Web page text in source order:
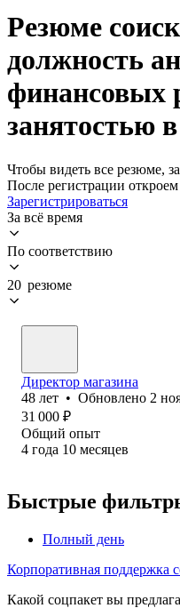
Резюме
должность
финансовых
занятостью
Чтобы видеть все резюме,
После регистрации
Зарегистрироваться
За всё время
По соответствию
20 резюме
Директор магазина
48 лет • Обновлено 2
31 000 ₽
Общий опыт
4 года 10 месяцев
Быстрые
Полный день
Корпоративная поддержка
Какой соцпакет вы